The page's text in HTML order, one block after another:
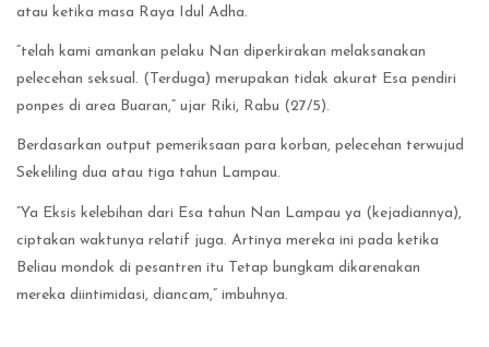
atau ketika masa Raya Idul Adha.
“telah kami amankan pelaku Nan diperkirakan melaksanakan
pelecehan seksual. (Terduga) merupakan tidak akurat Esa pendiri
ponpes di area Buaran,” ujar Riki, Rabu (27/5).
Berdasarkan output pemeriksaan para korban, pelecehan terwujud
Sekeliling dua atau tiga tahun Lampau.
“Ya Eksis kelebihan dari Esa tahun Nan Lampau ya (kejadiannya),
ciptakan waktunya relatif juga. Artinya mereka ini pada ketika
Beliau mondok di pesantren itu Tetap bungkam dikarenakan
mereka diintimidasi, diancam,” imbuhnya.